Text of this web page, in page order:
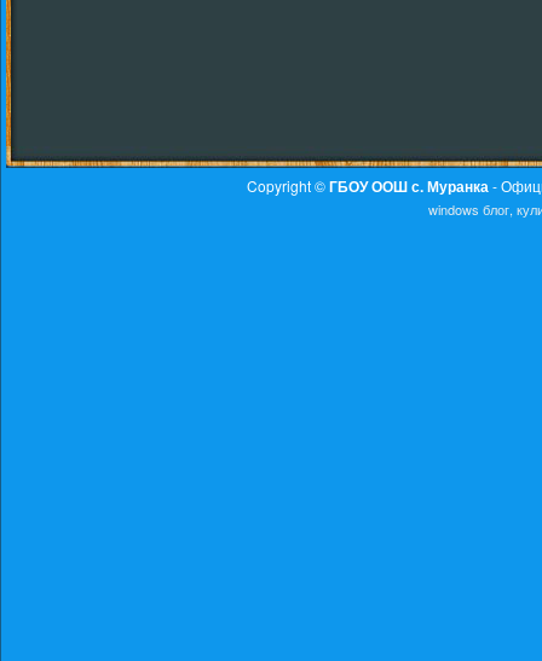
Copyright ©ГБОУ ООШ с. Муранка -
windows блог,